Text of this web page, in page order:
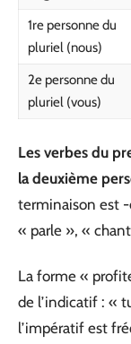
1re personne du
pluriel (nous)
2e personne du
pluriel (vous)
Les verbes du
la deuxième
terminaison est
« parle », «
La forme «
de l’indicatif : «
l’impératif est